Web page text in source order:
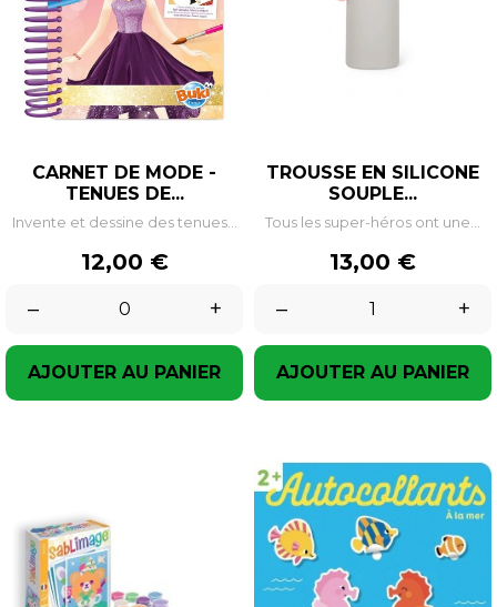
CARNET DE MODE -
TENUES DE...
Invente et dessine des tenues...
Prix
12,00 €
–
+
AJOUTER AU PANIER
TROUSSE EN SILICONE
SOUPLE...
Tous les super-héros ont une...
Prix
13,00 €
–
+
AJOUTER AU PANIER